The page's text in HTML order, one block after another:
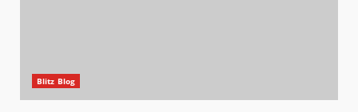
Blitz Blog